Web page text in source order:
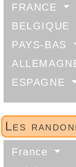
FRANCE
BELGIQUE
PAYS-BAS
ESPAGNE
Les
France